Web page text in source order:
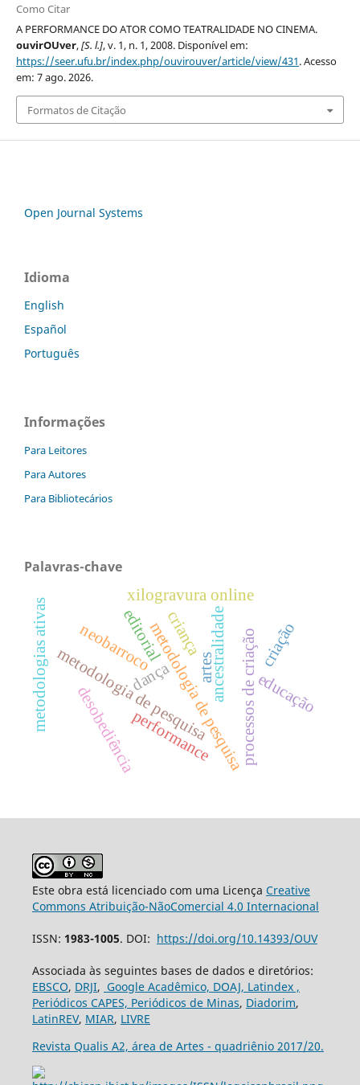
Como Citar
A PERFORMANCE DO ATOR COMO TEATRALIDADE NO CINEMA.
ouvirOUver,[S. l.], v. 1, n. 1, 2008. Disponível em:
https://seer.ufu.br/index.php/ouvirouver/article/view/431. Acesso
em: 7 ago. 2026.
Formatos de Citação
Open Journal Systems
Idioma
English
Español
Português
Informações
Para Leitores
Para Autores
Para Bibliotecários
Palavras-chave
metodologia de pesquisa
metodologia de pesquisa processos de criação
artes
dança
performance
ancestralidade
neobarroco
desobediência
editorial
educação
xilogravura online
metodologias ativas criação
criança
Este obra está licenciado com uma Licença Creative
Commons Atribuição-NãoComercial 4.0 Internacional
ISSN: 1983-1005. DOI: https://doi.org/10.14393/OUV
Associada às seguintes bases de dados e diretórios:
EBSCO, DRJI, Google Acadêmico, DOAJ, Latindex ,
Periódicos CAPES, Periódicos de Minas, Diadorim,
LatinREV, MIAR, LIVRE
Revista Qualis A2, área de Artes - quadriênio 2017/20.